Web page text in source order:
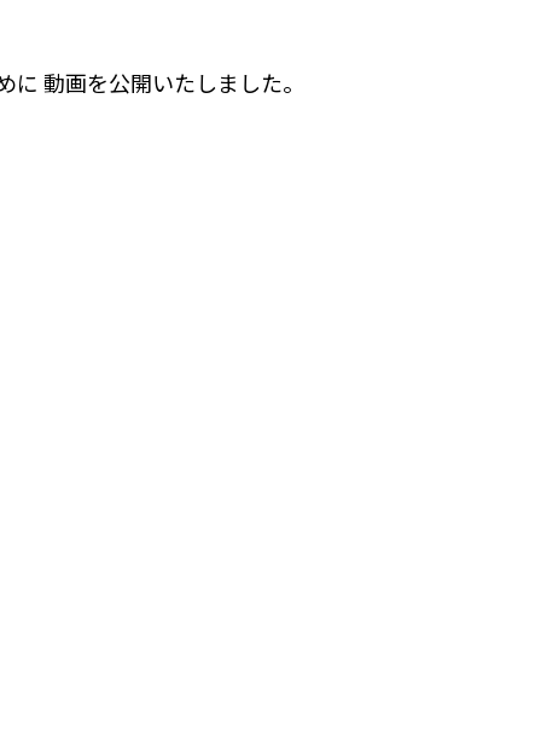
動画を公開いたしました。